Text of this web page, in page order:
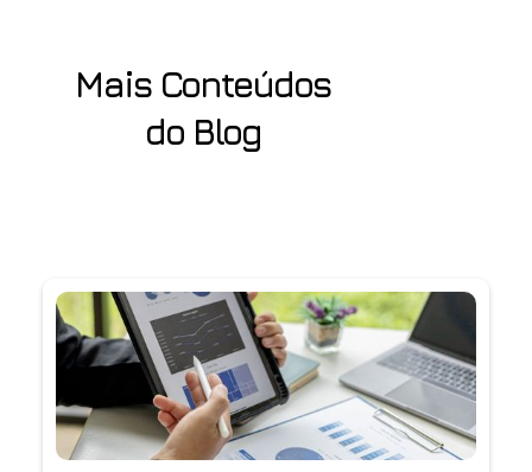
Mais Conteúdos
do Blog